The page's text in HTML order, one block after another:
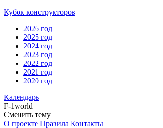
Кубок конструкторов
2026 год
2025 год
2024 год
2023 год
2022 год
2021 год
2020 год
Календарь
F-1world
Сменить тему
О проекте Правила Контакты